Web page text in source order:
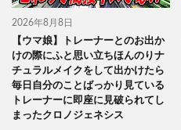
2026年8月8日
【ウマ娘】トレーナーとのお出か
けの際にふと思い立ちほんのりナ
チュラルメイクをして出かけたら
毎日自分のことばっかり見ている
トレーナーに即座に見破られてし
まったクロノジェネシス